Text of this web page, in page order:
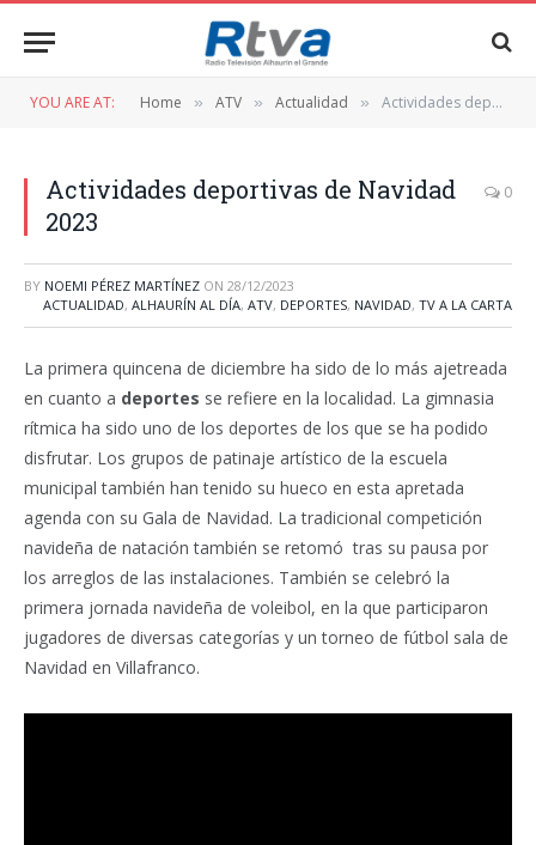
YOU ARE AT: Home » ATV » Actualidad » Actividades deportivas de Navidad 2023
Actividades deportivas de Navidad
2023
0
BY NOEMI PÉREZ MARTÍNEZ ON 28/12/2023
ACTUALIDAD, ALHAURÍN AL DÍA, ATV, DEPORTES, NAVIDAD, TV A LA CARTA
La primera quincena de diciembre ha sido de lo más ajetreada
en cuanto a deportes se refiere en la localidad. La gimnasia
rítmica ha sido uno de los deportes de los que se ha podido
disfrutar. Los grupos de patinaje artístico de la escuela
municipal también han tenido su hueco en esta apretada
agenda con su Gala de Navidad. La tradicional competición
navideña de natación también se retomó tras su pausa por
los arreglos de las instalaciones. También se celebró la
primera jornada navideña de voleibol, en la que participaron
jugadores de diversas categorías y un torneo de fútbol sala de
Navidad en Villafranco.